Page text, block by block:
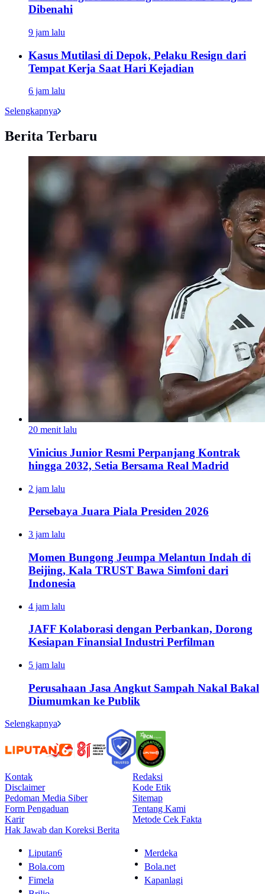
Dibenahi
9 jam lalu
Kasus Mutilasi di Depok, Pelaku Resign dari
Tempat Kerja Saat Hari Kejadian
6 jam lalu
Selengkapnya
Berita Terbaru
20 menit lalu
Vinicius Junior Resmi Perpanjang Kontrak
hingga 2032, Setia Bersama Real Madrid
2 jam lalu
Persebaya Juara Piala Presiden 2026
3 jam lalu
Momen Bungong Jeumpa Melantun Indah di
Beijing, Kala TRUST Bawa Simfoni dari
Indonesia
4 jam lalu
JAFF Kolaborasi dengan Perbankan, Dorong
Kesiapan Finansial Industri Perfilman
5 jam lalu
Perusahaan Jasa Angkut Sampah Nakal Bakal
Diumumkan ke Publik
Selengkapnya
Kontak
Redaksi
Disclaimer
Kode Etik
Pedoman Media Siber
Sitemap
Form Pengaduan
Tentang Kami
Karir
Metode Cek Fakta
Hak Jawab dan Koreksi Berita
Liputan6
Merdeka
Bola.com
Bola.net
Fimela
Kapanlagi